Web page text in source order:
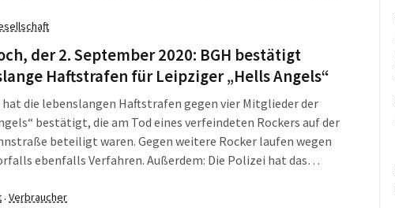
Bands Love Is Colder Than Death und Think About Mutation.
mit der LEIPZIGER ZEITUNG erzählt Donis von
an das Konzert und davon, wie er den Mauerfall
der 2. September 2020: BGH bestätigt
Haftstrafen für Leipziger „Hells Angels“
hat die lebenslangen Haftstrafen gegen vier Mitglieder der
bestätigt, die am Tod eines verfeindeten Rockers auf der
beteiligt waren. Gegen weitere Rocker laufen wegen
ebenfalls Verfahren. Außerdem: Die Polizei hat das
geplant. Die L-IZ fasst zusammen, was am Mittwoch, den 2.
· Verbraucher